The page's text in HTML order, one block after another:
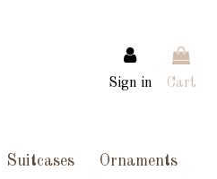
Sign in Cart
Suitcases Ornaments